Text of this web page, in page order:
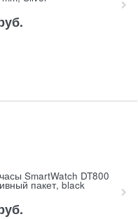
SmartWatch DT800
пакет, black